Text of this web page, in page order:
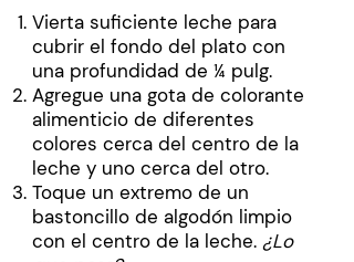
Vierta suficiente leche para
cubrir el fondo del plato con
una profundidad de ¼ pulg.
Agregue una gota de colorante
alimenticio de diferentes
colores cerca del centro de la
leche y uno cerca del otro.
Toque un extremo de un
bastoncillo de algodón limpio
con el centro de la leche. ¿Lo